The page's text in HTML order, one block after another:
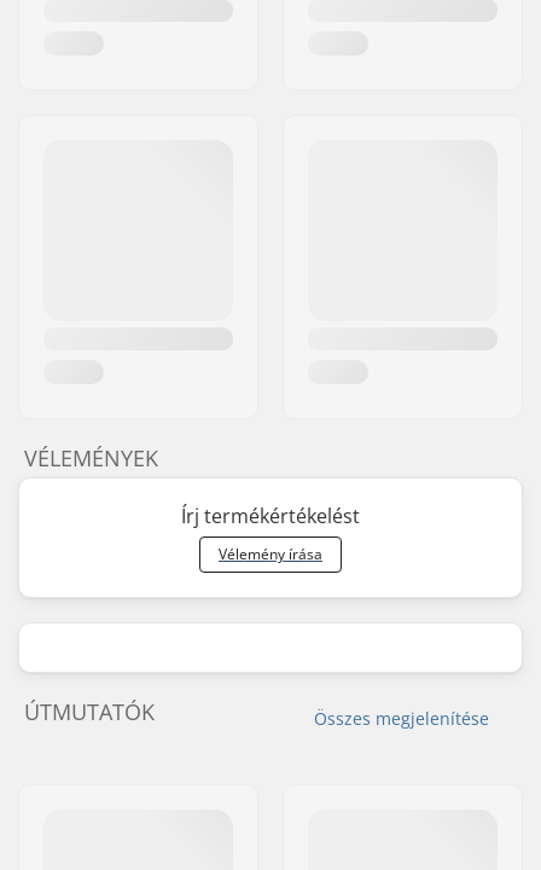
VÉLEMÉNYEK
Írj termékértékelést
Vélemény írása
Összes megjelenítése
ÚTMUTATÓK